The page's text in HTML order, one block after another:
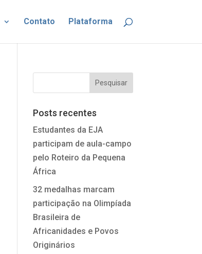
Contato Plataforma
Posts recentes
Estudantes da EJA
participam de aula-campo
pelo Roteiro da Pequena
África
32 medalhas marcam
participação na Olimpíada
Brasileira de
Africanidades e Povos
Originários